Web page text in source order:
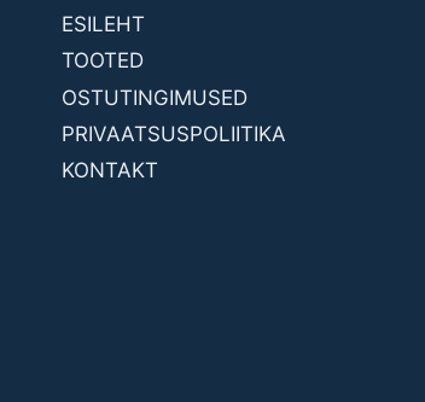
ESILEHT
TOOTED
OSTUTINGIMUSED
PRIVAATSUSPOLIITIKA
KONTAKT